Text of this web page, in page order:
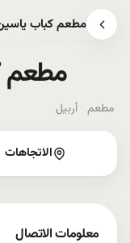
مطعم کباب
أربيل›
مطعم
مطعم · أربيل
الاتجاهات
معلومات الاتصال